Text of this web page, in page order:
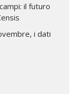
il futuro
i dati